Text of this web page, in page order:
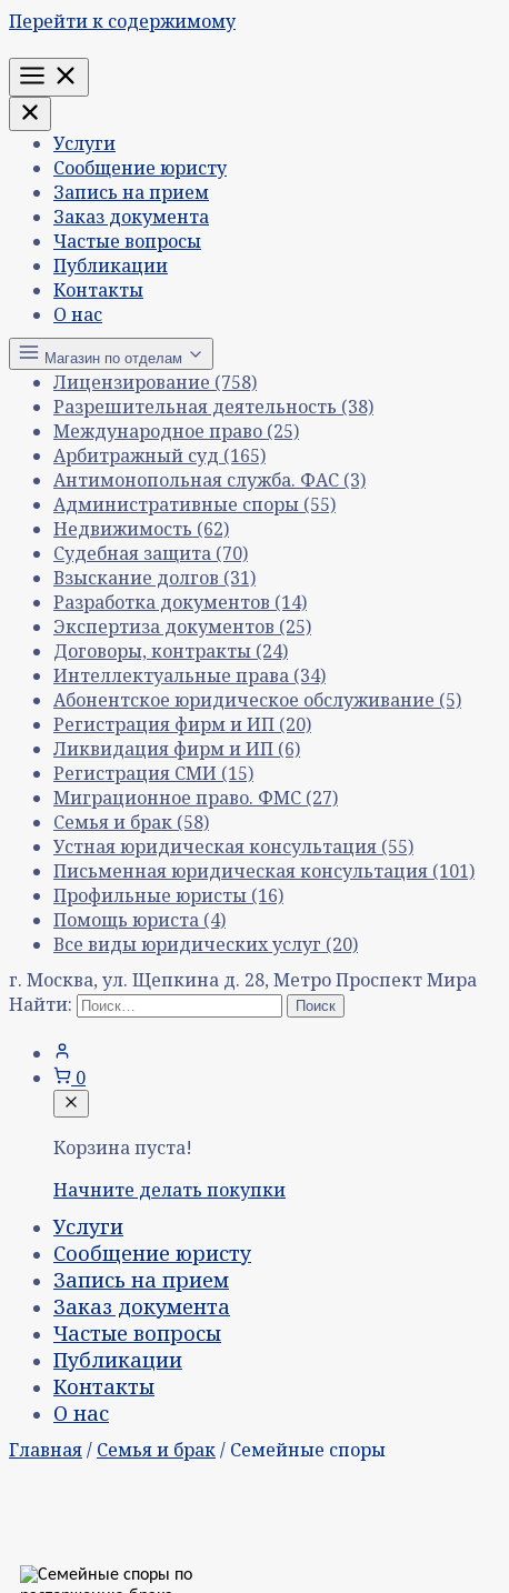
Перейти к содержимому
Меню
Услуги
Сообщение юристу
Запись на прием
Заказ документа
Частые вопросы
Публикации
Контакты
О нас
Магазин по отделам
Лицензирование (758)
Разрешительная деятельность (38)
Международное право (25)
Арбитражный суд (165)
Антимонопольная служба. ФАС (3)
Административные споры (55)
Недвижимость (62)
Судебная защита (70)
Взыскание долгов (31)
Разработка документов (14)
Экспертиза документов (25)
Договоры, контракты (24)
Интеллектуальные права (34)
Абонентское юридическое обслуживание (5)
Регистрация фирм и ИП (20)
Ликвидация фирм и ИП (6)
Регистрация СМИ (15)
Миграционное право. ФМС (27)
Семья и брак (58)
Устная юридическая консультация (55)
Письменная юридическая консультация (101)
Профильные юристы (16)
Помощь юриста (4)
Все виды юридических услуг (20)
г. Москва, ул. Щепкина д. 28, Метро Проспект Мира
Найти:
0
Корзина пуста!
Начните делать покупки
Услуги
Сообщение юристу
Запись на прием
Заказ документа
Частые вопросы
Публикации
Контакты
О нас
Главная/ Семья и брак/ Семейные споры